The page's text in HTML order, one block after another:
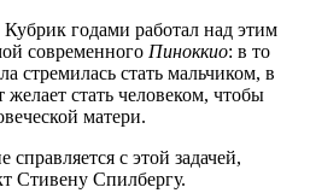
годами работал над этим
современного Пиноккио: в то
стремилась стать мальчиком, в
стать человеком, чтобы
матери.
с этой задачей,
Стивену Спилбергу.